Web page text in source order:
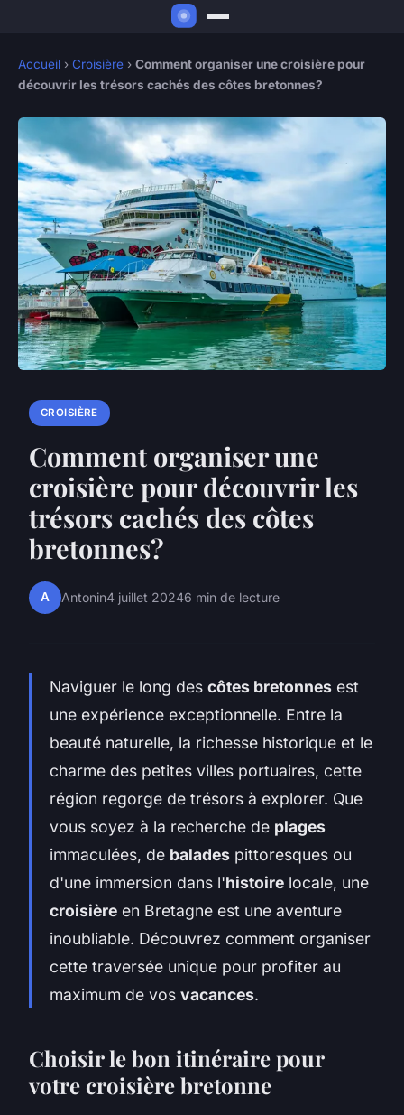
Accueil › Croisière › Comment organiser une croisière pour
découvrir les trésors cachés des côtes bretonnes?
CROISIÈRE
Comment organiser une
croisière pour découvrir les
trésors cachés des côtes
bretonnes?
A Antonin4 juillet 20246 min de lecture
Naviguer le long des côtes bretonnes est
une expérience exceptionnelle. Entre la
beauté naturelle, la richesse historique et le
charme des petites villes portuaires, cette
région regorge de trésors à explorer. Que
vous soyez à la recherche de plages
immaculées, de balades pittoresques ou
d'une immersion dans l'histoire locale, une
croisière en Bretagne est une aventure
inoubliable. Découvrez comment organiser
cette traversée unique pour profiter au
maximum de vos vacances.
Choisir le bon itinéraire pour
votre croisière bretonne